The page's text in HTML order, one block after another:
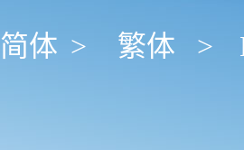
简体 > 繁体 >